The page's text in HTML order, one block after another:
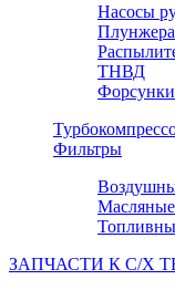
Насосы
Плунжера
ТНВД
Форсунки
Фильтры
Масляные
ЗАПЧАСТИ К С/Х